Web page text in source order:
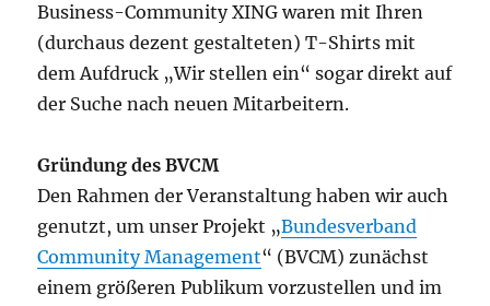
Business-Community XING waren mit Ihren
(durchaus dezent gestalteten) T-Shirts mit
dem Aufdruck „Wir stellen ein“ sogar direkt auf
der Suche nach neuen Mitarbeitern.
Gründung des BVCM
Den Rahmen der Veranstaltung haben wir auch
genutzt, um unser Projekt „Bundesverband
Community Management“ (BVCM) zunächst
einem größeren Publikum vorzustellen und im